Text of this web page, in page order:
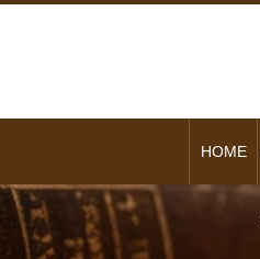
HOME